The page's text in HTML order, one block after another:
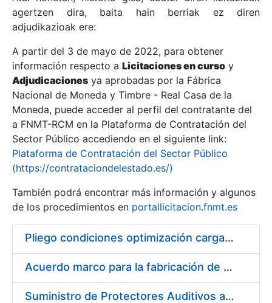
Erakutsi/Ezkutatu
Erakutsi/Ezkutatu
Erakutsi/Ezkutatu
Erakutsi/Ezkutatu
agertzen dira, baita hain berriak ez diren
adjudikazioak ere:
A partir del 3 de mayo de 2022, para obtener
información respecto a Licitaciones en curso y
Adjudicaciones ya aprobadas por la Fábrica
Nacional de Moneda y Timbre - Real Casa de la
Moneda, puede acceder al perfil del contratante del
a FNMT-RCM en la Plataforma de Contratación del
Sector Público accediendo en el siguiente link:
Plataforma de Contratación del Sector Público
(https://contrataciondelestado.es/)
También podrá encontrar más información y algunos
de los procedimientos en portallicitacion.fnmt.es
Pliego condiciones optimización cargas compras firmado
Acuerdo marco para la fabricación de piezas
Suministro de Protectores Auditivos a medida para las personas trabajadoras de los Centros de Trabajo de Madrid y Burgos